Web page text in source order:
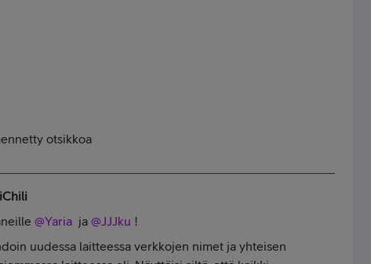
otsikkoa
@Yaria ja @JJJku !
uudessa laitteessa verkkojen nimet ja yhteisen